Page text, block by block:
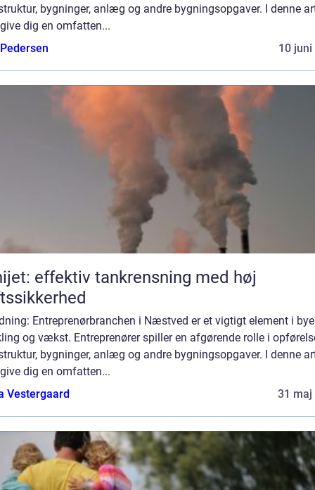
bygninger, anlæg og andre bygningsopgaver. I denne
dig en omfatten...
10 juni
effektiv tankrensning med høj
Entreprenørbranchen i Næstved er et vigtigt element i
og vækst. Entreprenører spiller en afgørende rolle i
bygninger, anlæg og andre bygningsopgaver. I denne
dig en omfatten...
Vestergaard
31 maj